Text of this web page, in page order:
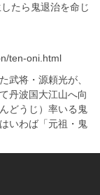
たら鬼退治を命じ
ten-oni.html
武将・源頼光が、
丹波国大江山へ向
どうじ）率いる鬼
いわば「元祖・鬼